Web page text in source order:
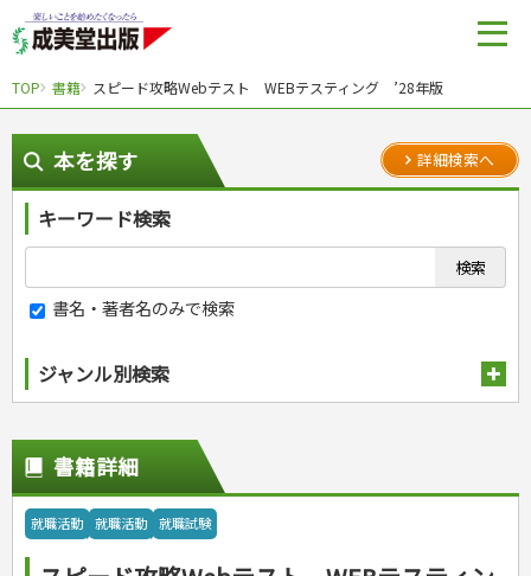
TOP 書籍 スピード攻略Webテスト WEBテスティング ’28年版
本を探す 詳細検索へ
キーワード検索
書名・著者名のみで検索
ジャンル別検索
スポーツ
スポーツルール
野球
ゴルフ
自然・アウトドア・ペット
アウトドア
犬・猫
娯楽・ゲーム・占い
ナンプレ
カルチャー・芸術・趣味
生活・暮らし
料理
料理・レシピ
手芸・クラフト
健康と保育
家庭医学・健康
ツボ・マッサージ
看護・介護
こどもの本
書籍詳細
就職活動 就職活動 就職試験